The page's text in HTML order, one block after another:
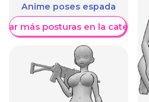
Anime poses espada
más posturas en la categoría